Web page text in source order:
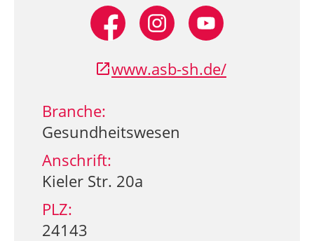
www.asb-sh.de/
Branche:
Gesundheitswesen
Anschrift:
Kieler Str. 20a
PLZ:
24143